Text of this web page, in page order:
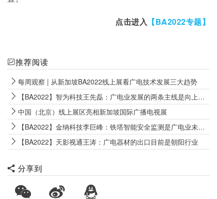
点击进入 【BA2022专题】
推荐阅读
每周观察 | 从新加坡BA2022线上展看广电技术发展三大趋势
【BA2022】智为科技王先磊：广电业发展的两条主线是向上升级和向下扩展
中国（北京）线上展区亮相新加坡国际广播电视展
【BA2022】金纳科技李巨峰：铁塔智能安全监测是广电业未来发展主线之一
【BA2022】天影视通王涛：广电器材的出口目前是朝阳行业
分享到